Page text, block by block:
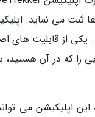
یکی از قابلیت های
این اپلیکیشن می